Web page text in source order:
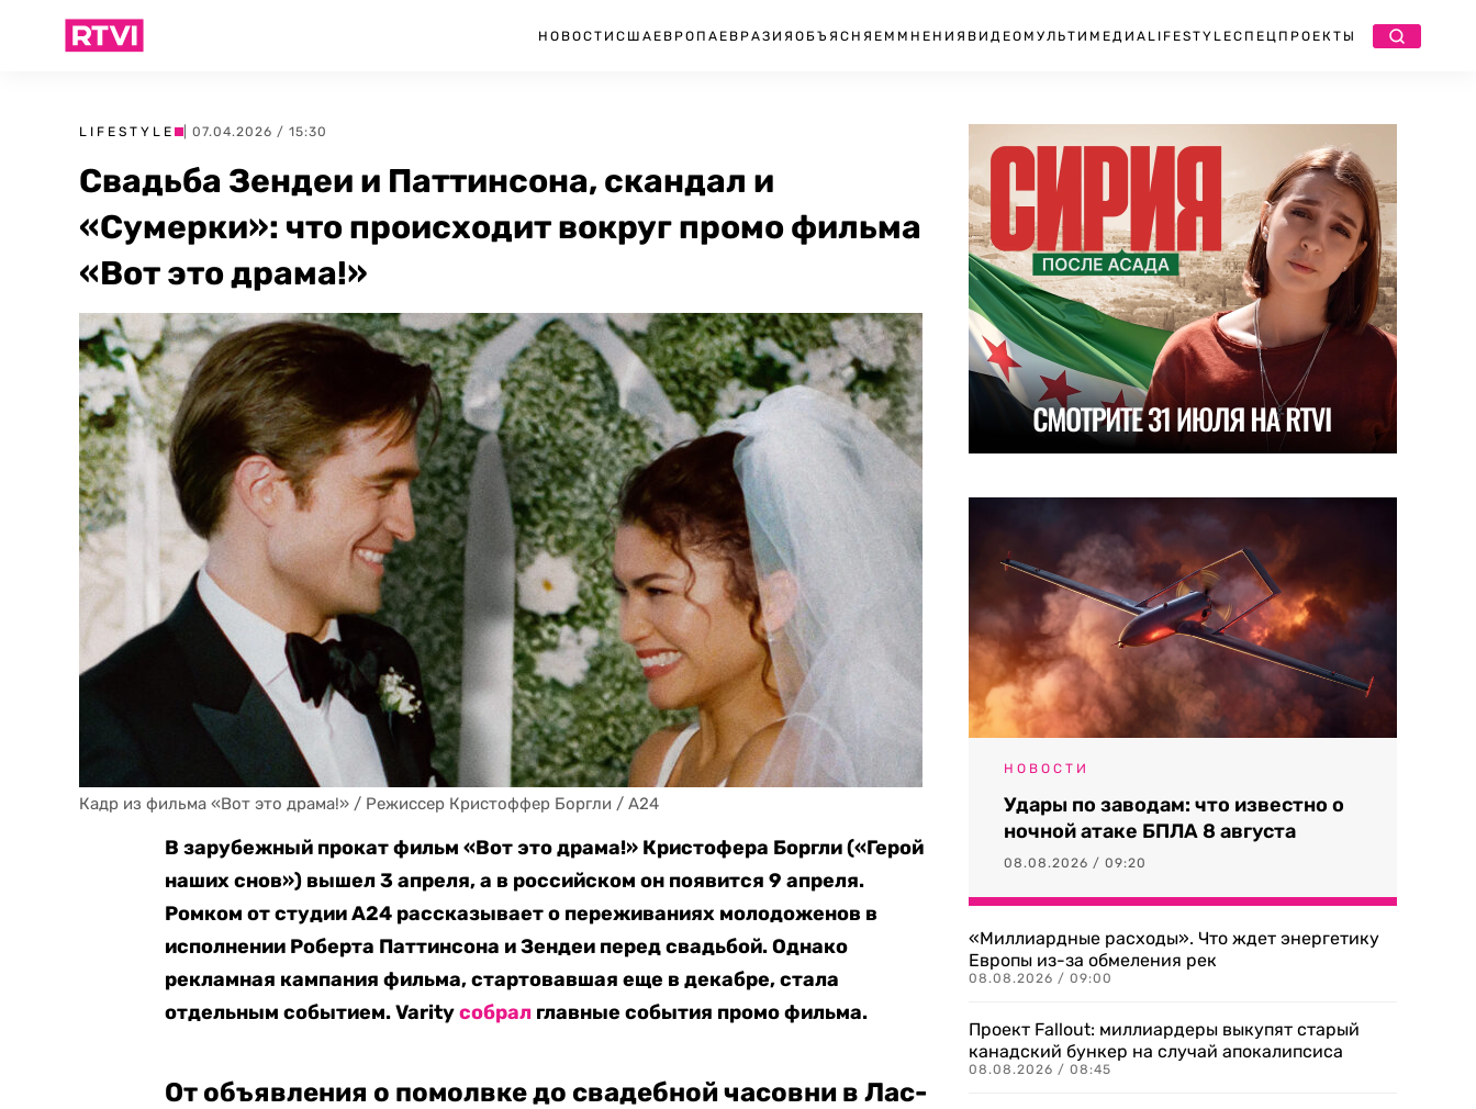
НОВОСТИ США ЕВРОПА ЕВРАЗИЯ ОБЪЯСНЯЕМ МНЕНИЯ ВИДЕО МУЛЬТИМЕДИА LIFESTYLEСПЕЦПРОЕКТЫ
LIFESTYLE | 07.04.2026 / 15:30
Свадьба Зендеи и Паттинсона, скандал и
«Сумерки»: что происходит вокруг промо фильма
«Вот это драма!»
Кадр из фильма «Вот это драма!» / Режиссер Кристоффер Боргли / A24
В зарубежный прокат фильм «Вот это драма!» Кристофера Боргли («Герой
наших снов») вышел 3 апреля, а в российском он появится 9 апреля.
Ромком от студии A24 рассказывает о переживаниях молодоженов в
исполнении Роберта Паттинсона и Зендеи перед свадьбой. Однако
рекламная кампания фильма, стартовавшая еще в декабре, стала
отдельным событием. Varityсобрал главные события промо фильма.
От объявления о помолвке до свадебной часовни в Лас-
НОВОСТИ
Удары по заводам: что известно о
ночной атаке БПЛА 8 августа
08.08.2026 / 09:20
«Миллиардные расходы». Что ждет энергетику
Европы из-за обмеления рек
08.08.2026 / 09:00
Проект Fallout: миллиардеры выкупят старый
канадский бункер на случай апокалипсиса
08.08.2026 / 08:45